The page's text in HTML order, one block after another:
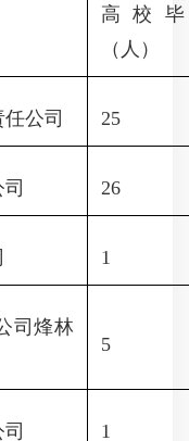
高校
（人）
公司 25
26
1
司烽林
5
1